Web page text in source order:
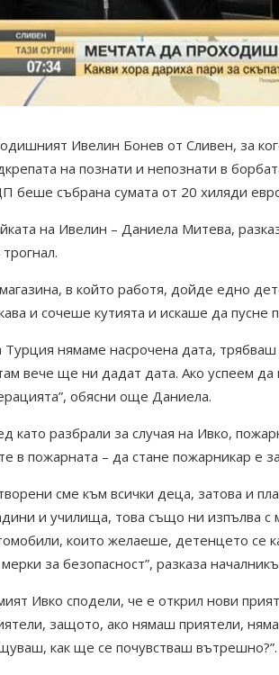
Ивелин Бонев от Сливен, за
на познати и непознати в
беше събрана сумата от 20 хиляди
на Ивелин – Даниела Митева,
в който работя, дойде едно
и сочеше кутията и искаше да пусне
Турция нямаме насрочена дата,
вече ще ни дадат дата. Ако успеем
обясни още Даниела.
като разбрали за случая на Ивко,
в пожарната – да стане пожарникар е
сме към всички деца, затова и
и училища, това също ни изпълва с
които желаеше, детенцето се
за безопасност”, разказа
Ивко сподели, че е открил нови
защото, ако нямаш приятели,
как ще се почувстваш вътрешно?”.